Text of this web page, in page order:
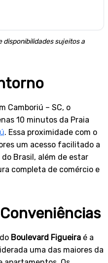
disponibilidades sujeitos a
Camboriú – SC, o
10 minutos da Praia
. Essa proximidade com o
um acesso facilitado a
Brasil, além de estar
completa de comércio e
Boulevard Figueira é a
uma das maiores da